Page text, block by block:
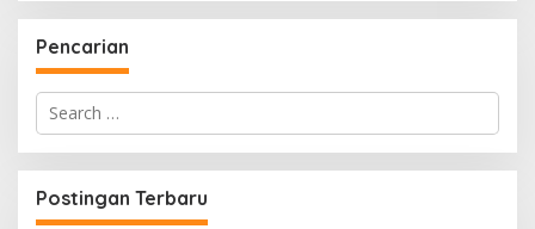
Pencarian
Search
for:
Postingan Terbaru